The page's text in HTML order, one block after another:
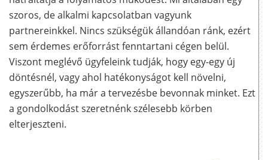
szoros, de alkalmi kapcsolatban vagyunk
partnereinkkel. Nincs szükségük állandóan ránk, ezért
sem érdemes erőforrást fenntartani cégen belül.
Viszont meglévő ügyfeleink tudják, hogy egy-egy új
döntésnél, vagy ahol hatékonyságot kell növelni,
egyszerűbb, ha már a tervezésbe bevonnak minket. Ezt
a gondolkodást szeretnénk szélesebb körben
elterjeszteni.